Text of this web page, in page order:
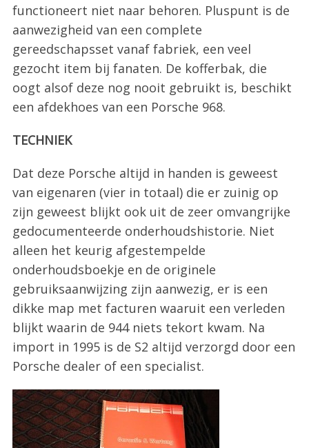
functioneert niet naar behoren. Pluspunt is de
aanwezigheid van een complete
gereedschapsset vanaf fabriek, een veel
gezocht item bij fanaten. De kofferbak, die
oogt alsof deze nog nooit gebruikt is, beschikt
een afdekhoes van een Porsche 968.
TECHNIEK
Dat deze Porsche altijd in handen is geweest
van eigenaren (vier in totaal) die er zuinig op
zijn geweest blijkt ook uit de zeer omvangrijke
gedocumenteerde onderhoudshistorie. Niet
alleen het keurig afgestempelde
onderhoudsboekje en de originele
gebruiksaanwijzing zijn aanwezig, er is een
dikke map met facturen waaruit een verleden
blijkt waarin de 944 niets tekort kwam. Na
import in 1995 is de S2 altijd verzorgd door een
Porsche dealer of een specialist.